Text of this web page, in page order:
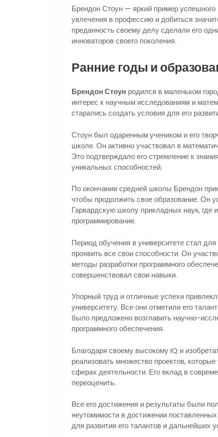
Брендон Стоун — яркий пример успешного
увлечения в профессию и добиться
преданность своему делу сделали его
инноваторов своего поколения.
Ранние годы и
Брендон Стоун родился в маленьком
интерес к научным исследованиям и
старались создать условия для его
Стоун был одаренным учеником и его
школе. Он активно участвовал в
Это подтверждало его стремление к
уникальных способностей.
По окончании средней школы Брендон
чтобы продолжить свое образование. Он
Гарвардскую школу прикладных наук, где
программирование.
Период обучения в университете стал
проявить все свои способности. Он
методы разработки программного
совершенствовал свои навыки.
Упорный труд и отличные успехи
университету. Все они отметили его
было предложено возглавить научно-
программного обеспечения.
Благодаря своему высокому IQ и
реализовать множество проектов,
сферах деятельности. Его вклад в
переоценить.
Все его достижения и результаты были
неутомимости в достижении
для развития его талантов и дальнейших